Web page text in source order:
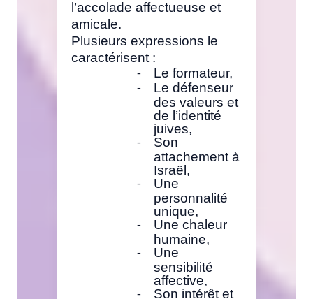
l’accolade affectueuse et
amicale.
Plusieurs expressions le
caractérisent :
- Le formateur,
-
Le défenseur
des valeurs et
de l’identité
juives,
-
Son
attachement à
Israël,
-
Une
personnalité
unique,
-
Une chaleur
humaine,
-
Une
sensibilité
affective,
-
Son intérêt et